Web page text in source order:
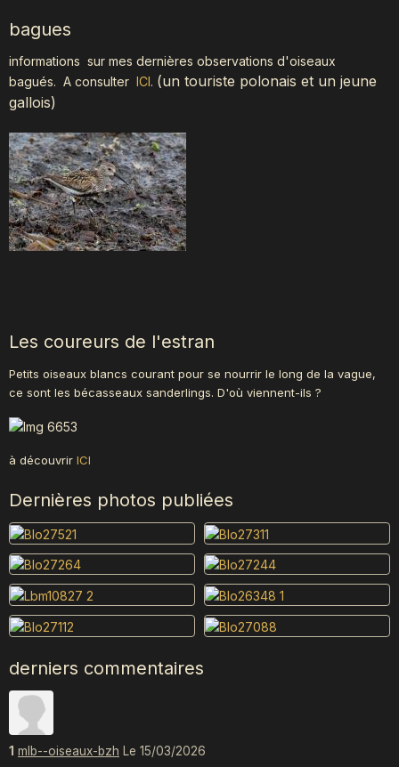
bagues
informations sur mes dernières observations d'oiseaux
bagués. A consulter ICI. (un touriste polonais et un jeune
gallois)
Les coureurs de l'estran
Petits oiseaux blancs courant pour se nourrir le long de la vague,
ce sont les bécasseaux sanderlings. D'où viennent-ils ?
à découvrir ICI
Dernières photos publiées
derniers commentaires
1 mlb--oiseaux-bzh Le 15/03/2026